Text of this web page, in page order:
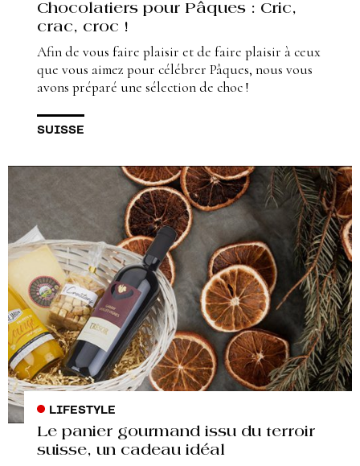
Chocolatiers pour Pâques : Cric,
crac, croc !
Afin de vous faire plaisir et de faire plaisir à ceux
que vous aimez pour célébrer Pâques, nous vous
avons préparé une sélection de choc !
SUISSE
LIFESTYLE
Le panier gourmand issu du terroir
suisse, un cadeau idéal